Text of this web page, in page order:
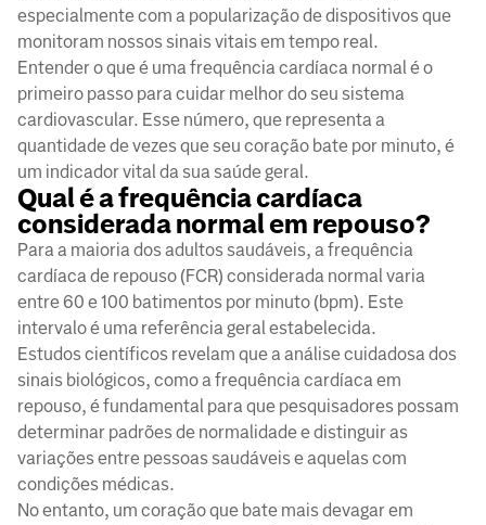
especialmente com a popularização de dispositivos que
monitoram nossos sinais vitais em tempo real.
Entender o que é uma frequência cardíaca normal é o
primeiro passo para cuidar melhor do seu sistema
cardiovascular. Esse número, que representa a
quantidade de vezes que seu coração bate por minuto, é
um indicador vital da sua saúde geral.
Qual é a frequência cardíaca
considerada normal em repouso?
Para a maioria dos adultos saudáveis, a frequência
cardíaca de repouso (FCR) considerada normal varia
entre 60 e 100 batimentos por minuto (bpm). Este
intervalo é uma referência geral estabelecida.
Estudos científicos revelam que a análise cuidadosa dos
sinais biológicos, como a frequência cardíaca em
repouso, é fundamental para que pesquisadores possam
determinar padrões de normalidade e distinguir as
variações entre pessoas saudáveis e aquelas com
condições médicas.
No entanto, um coração que bate mais devagar em